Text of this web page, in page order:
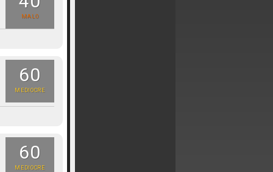
MALO
60
MEDIOCRE
60
MEDIOCRE